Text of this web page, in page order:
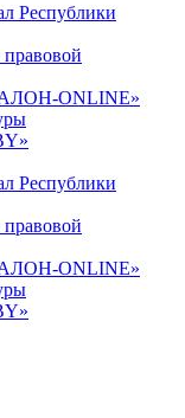
Республики
правовой
ONLINE»
Республики
правовой
ONLINE»